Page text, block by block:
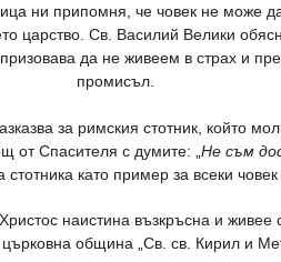
ни припомня, че човек не може
царство. Св. Василий Велики
да не живеем в страх и
промисъл.
за римския стотник, който
Спасителя с думите: „ Не съм
като пример за всеки
наистина възкръсна и живее
община „Св. св. Кирил и